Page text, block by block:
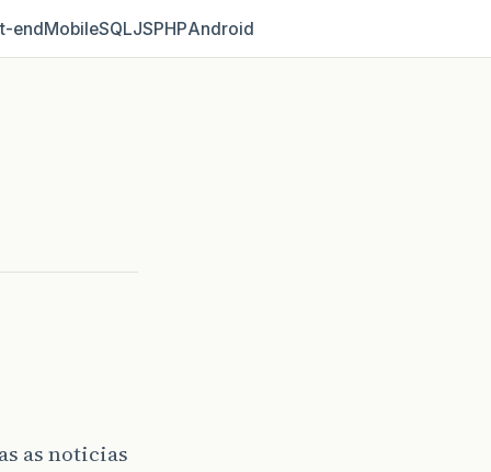
MobileSQLJSPHPAndroid
as noticias